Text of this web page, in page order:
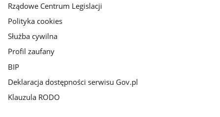
Rządowe Centrum Legislacji
Polityka cookies
Służba cywilna
Profil zaufany
BIP
Deklaracja dostępności serwisu Gov.pl
Klauzula RODO